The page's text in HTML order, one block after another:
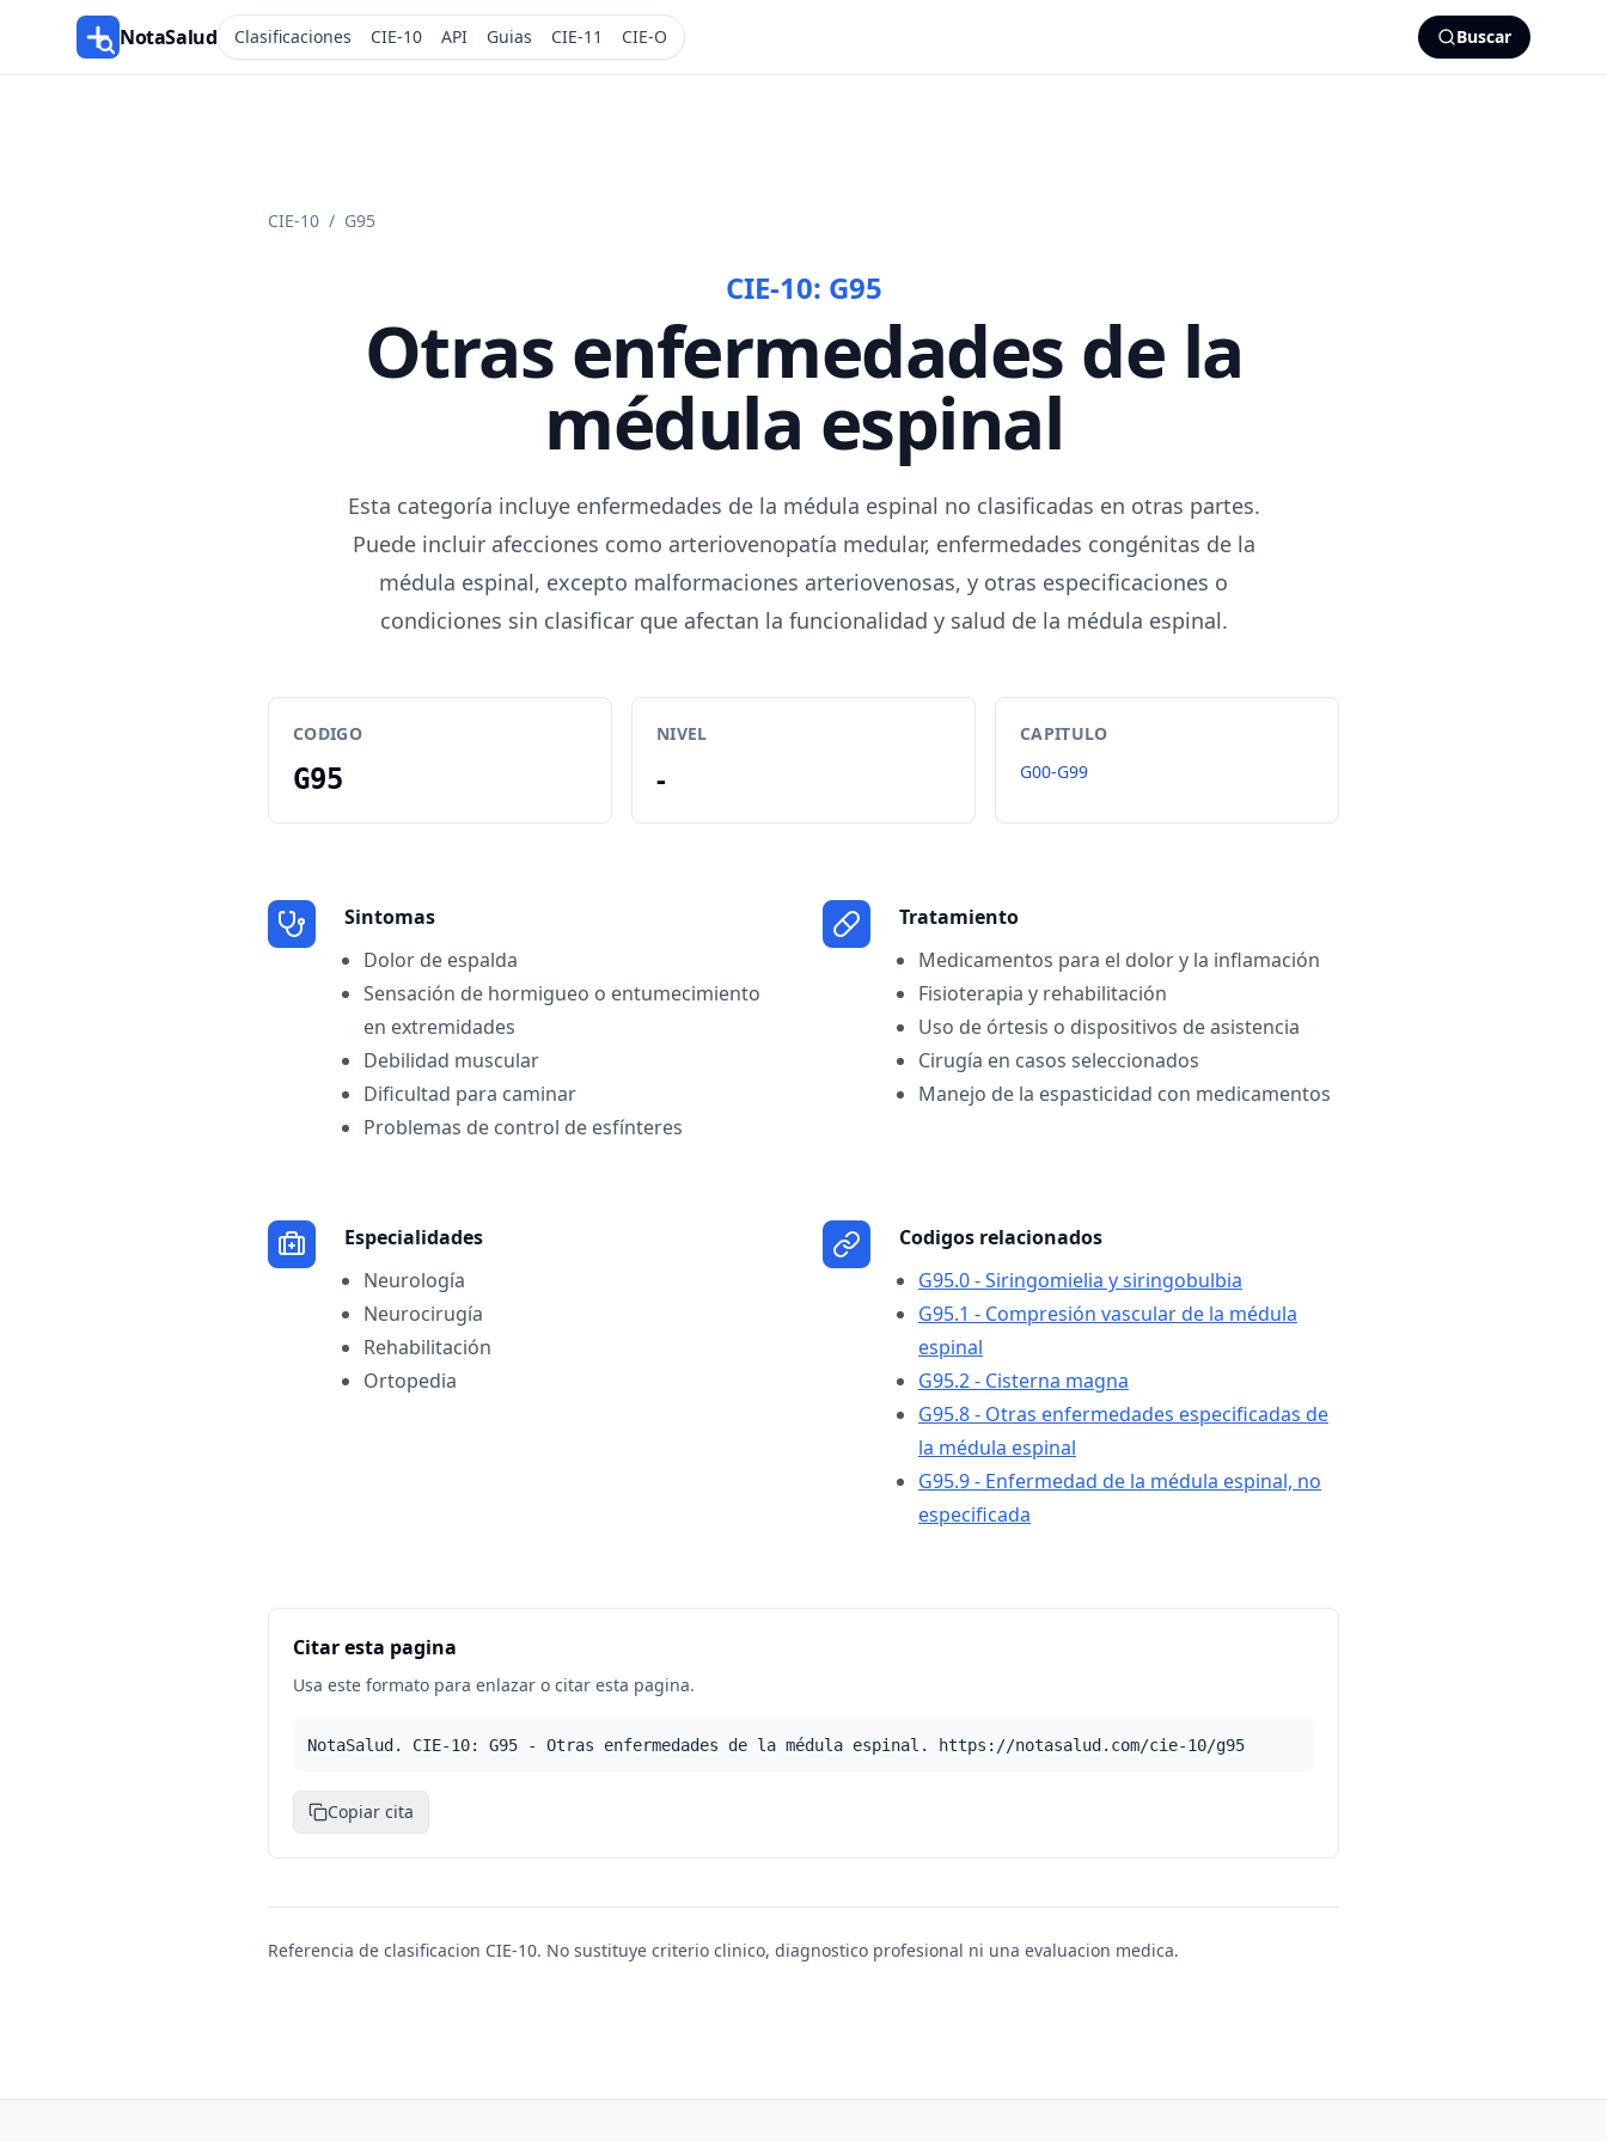
NotaSalud Clasificaciones CIE-10 API Guias CIE-11 CIE-O Buscar
CIE-10 / G95
CIE-10: G95
Otras enfermedades de la
médula espinal
Esta categoría incluye enfermedades de la médula espinal no clasificadas en otras partes.
Puede incluir afecciones como arteriovenopatía medular, enfermedades congénitas de la
médula espinal, excepto malformaciones arteriovenosas, y otras especificaciones o
condiciones sin clasificar que afectan la funcionalidad y salud de la médula espinal.
CODIGO
G95
NIVEL
-
CAPITULO
G00-G99
Sintomas
Dolor de espalda
Sensación de hormigueo o entumecimiento
en extremidades
Debilidad muscular
Dificultad para caminar
Problemas de control de esfínteres
Tratamiento
Medicamentos para el dolor y la inflamación
Fisioterapia y rehabilitación
Uso de órtesis o dispositivos de asistencia
Cirugía en casos seleccionados
Manejo de la espasticidad con medicamentos
Especialidades
Neurología
Neurocirugía
Rehabilitación
Ortopedia
Codigos relacionados
G95.0 - Siringomielia y siringobulbia
G95.1 - Compresión vascular de la médula
espinal
G95.2 - Cisterna magna
G95.8 - Otras enfermedades especificadas de
la médula espinal
G95.9 - Enfermedad de la médula espinal, no
especificada
Citar esta pagina
Usa este formato para enlazar o citar esta pagina.
NotaSalud. CIE-10: G95 - Otras enfermedades de la médula espinal. https://notasalud.com/cie-10/g95
Copiar cita
Referencia de clasificacion CIE-10. No sustituye criterio clinico, diagnostico profesional ni una evaluacion medica.